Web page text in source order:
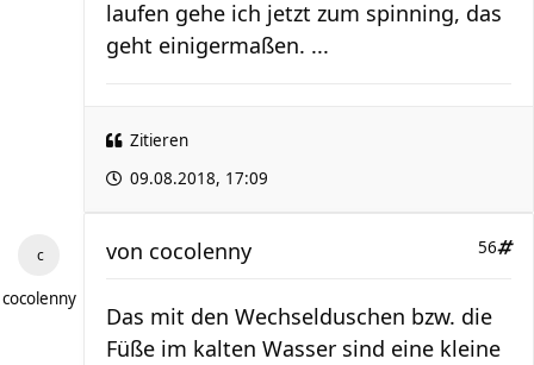
laufen gehe ich jetzt zum spinning, das
geht einigermaßen. ...
Zitieren
09.08.2018, 17:09
cocolenny
56
von cocolenny
Das mit den Wechselduschen bzw. die
Füße im kalten Wasser sind eine kleine